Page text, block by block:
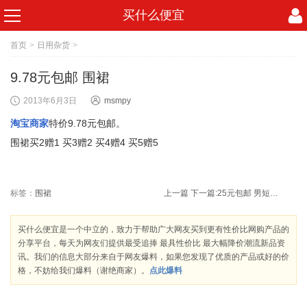
买什么便宜
首页 > 日用杂货 >
9.78元包邮 围裙
2013年6月3日 msmpy
淘宝商家特价9.78元包邮。
围裙买2赠1 买3赠2 买4赠4 买5赠5
标签： 围裙 上一篇 下一篇: 25元包邮 男短袖格子衬衣
买什么便宜是一个中立的，致力于帮助广大网友买到更有性价比网购产品的
分享平台，每天为网友们提供最受追捧 最具性价比 最大幅降价潮流新品资
讯。我们的信息大部分来自于网友爆料，如果您发现了优质的产品或好的价
格，不妨给我们爆料（谢绝商家）。 点此爆料